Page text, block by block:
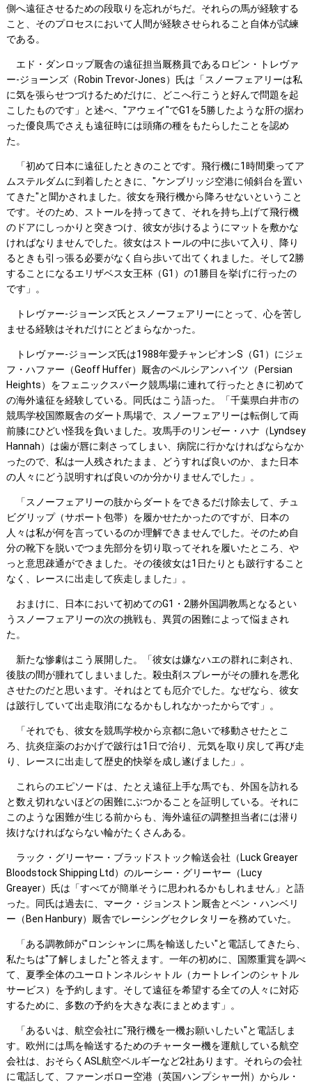
側へ遠征させるための段取りを忘れがちだ。それらの馬が経験する
こと、そのプロセスにおいて人間が経験させられること自体が試練
である。
エド・ダンロップ厩舎の遠征担当厩務員であるロビン・トレヴァ
ー-ジョーンズ（Robin Trevor-Jones）氏は「スノーフェアリーは私
に気を張らせつづけるためだけに、どこへ行こうと好んで問題を起
こしたものです」と述べ、"アウェイ"でG1を5勝したような肝の据わ
った優良馬でさえも遠征時には頭痛の種をもたらしたことを認め
た。
「初めて日本に遠征したときのことです。飛行機に1時間乗ってア
ムステルダムに到着したときに、"ケンブリッジ空港に傾斜台を置い
てきた"と聞かされました。彼女を飛行機から降ろせないということ
です。そのため、ストールを持ってきて、それを持ち上げて飛行機
のドアにしっかりと突きつけ、彼女が歩けるようにマットを敷かな
ければなりませんでした。彼女はストールの中に歩いて入り、降り
るときも引っ張る必要がなく自ら歩いて出てくれました。そして2勝
することになるエリザベス女王杯（G1）の1勝目を挙げに行ったの
です」。
トレヴァー-ジョーンズ氏とスノーフェアリーにとって、心を苦し
ませる経験はそれだけにとどまらなかった。
トレヴァー-ジョーンズ氏は1988年愛チャンピオンS（G1）にジェ
フ・ハファー（Geoff Huffer）厩舎のペルシアンハイツ（Persian
Heights）をフェニックスパーク競馬場に連れて行ったときに初めて
の海外遠征を経験している。同氏はこう語った。「千葉県白井市の
競馬学校国際厩舎のダート馬場で、スノーフェアリーは転倒して両
前膝にひどい怪我を負いました。攻馬手のリンゼー・ハナ（Lyndsey
Hannah）は歯が唇に刺さってしまい、病院に行かなければならなか
ったので、私は一人残されたまま、どうすれば良いのか、また日本
の人々にどう説明すれば良いのか分かりませんでした」。
「スノーフェアリーの肢からダートをできるだけ除去して、チュ
ビグリップ（サポート包帯）を履かせたかったのですが、日本の
人々は私が何を言っているのか理解できませんでした。そのため自
分の靴下を脱いでつま先部分を切り取ってそれを履いたところ、や
っと意思疎通ができました。その後彼女は1日たりとも跛行すること
なく、レースに出走して疾走しました」。
おまけに、日本において初めてのG1・2勝外国調教馬となるとい
うスノーフェアリーの次の挑戦も、異質の困難によって悩まされ
た。
新たな惨劇はこう展開した。「彼女は嫌なハエの群れに刺され、
後肢の間が腫れてしまいました。殺虫剤スプレーがその腫れを悪化
させたのだと思います。それはとても厄介でした。なぜなら、彼女
は跛行していて出走取消になるかもしれなかったからです」。
「それでも、彼女を競馬学校から京都に急いで移動させたとこ
ろ、抗炎症薬のおかげで跛行は1日で治り、元気を取り戻して再び走
り、レースに出走して歴史的快挙を成し遂げました」。
これらのエピソードは、たとえ遠征上手な馬でも、外国を訪れる
と数え切れないほどの困難にぶつかることを証明している。それに
このような困難が生じる前からも、海外遠征の調整担当者には潜り
抜けなければならない輪がたくさんある。
ラック・グリーヤー・ブラッドストック輸送会社（Luck Greayer
Bloodstock Shipping Ltd）のルーシー・グリーヤー（Lucy
Greayer）氏は「すべてが簡単そうに思われるかもしれません」と語
った。同氏は過去に、マーク・ジョンストン厩舎とベン・ハンベリ
ー（Ben Hanbury）厩舎でレーシングセクレタリーを務めていた。
「ある調教師が"ロンシャンに馬を輸送したい"と電話してきたら、
私たちは"了解しました"と答えます。一年の初めに、国際重賞を調べ
て、夏季全体のユーロトンネルシャトル（カートレインのシャトル
サービス）を予約します。そして遠征を希望する全ての人々に対応
するために、多数の予約を大きな表にまとめます」。
「あるいは、航空会社に"飛行機を一機お願いしたい"と電話しま
す。欧州には馬を輸送するためのチャーター機を運航している航空
会社は、おそらくASL航空ベルギーなど2社あります。それらの会社
に電話して、ファーンボロー空港（英国ハンプシャー州）からル・